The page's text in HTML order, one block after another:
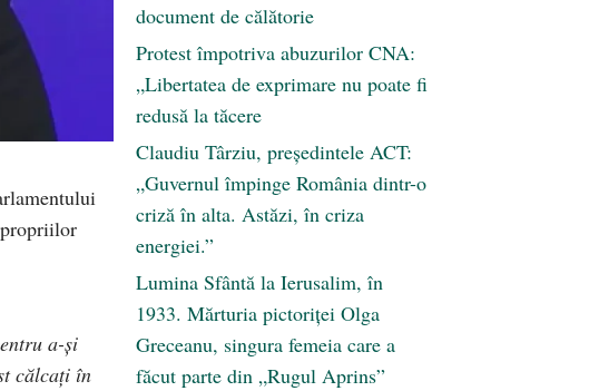
a-și
călcați în
document de călătorie
Protest împotriva abuzurilor CNA:
„Libertatea de exprimare nu poate fi
redusă la tăcere
Claudiu Târziu, președintele ACT:
„Guvernul împinge România dintr-o
criză în alta. Astăzi, în criza
energiei.”
Lumina Sfântă la Ierusalim, în
1933. Mărturia pictoriței Olga
Greceanu, singura femeia care a
făcut parte din „Rugul Aprins”